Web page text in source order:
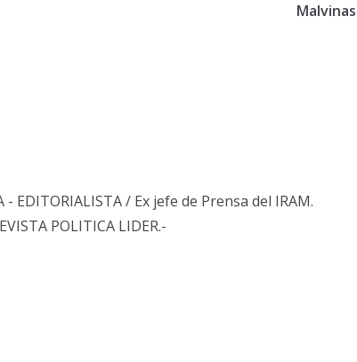
Malvinas
EDITORIALISTA / Ex jefe de Prensa del IRAM.
POLITICA LIDER.-